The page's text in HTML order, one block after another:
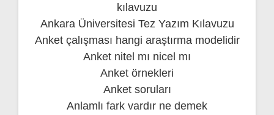
kılavuzu
Ankara Üniversitesi Tez Yazım Kılavuzu
Anket çalışması hangi araştırma modelidir
Anket nitel mı nicel mı
Anket örnekleri
Anket soruları
Anlamlı fark vardır ne demek